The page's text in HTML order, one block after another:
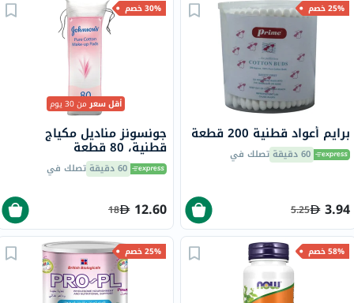
25% خصم
برايم أعواد قطنية 200 قطعة
60 دقيقة تصلك في
3.94
5.25
30% خصم
أقل سعرمن 30 يوم
جونسونز مناديل مكياج
قطنية، 80 قطعة
60 دقيقة تصلك في
12.60
18
58% خصم 25% خصم